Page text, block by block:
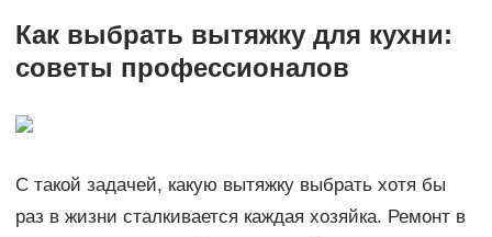
Как выбрать вытяжку для кухни:
советы профессионалов
С такой задачей, какую вытяжку выбрать хотя бы
раз в жизни сталкивается каждая хозяйка. Ремонт в